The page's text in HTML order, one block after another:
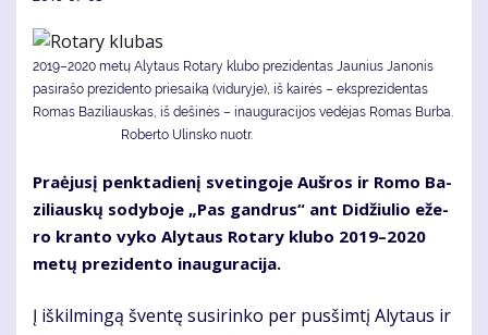
2019–2020 metų Alytaus Rotary klubo prezidentas Jaunius Janonis
pasirašo prezidento priesaiką (viduryje), iš kairės – eksprezidentas
Romas Baziliauskas, iš dešinės – inauguracijos vedėjas Romas Burba.
Roberto Ulinsko nuotr.
Pra­ėju­sį penk­ta­die­nį sve­tin­go­je Auš­ros ir Ro­mo Ba­
zi­liaus­kų so­dy­bo­je „Pas gan­drus“ ant Di­džiu­lio eže­
ro kran­to vy­ko Aly­taus Ro­ta­ry klu­bo 2019–2020
me­tų pre­zi­den­to inau­gu­ra­ci­ja.
Į iš­kil­min­gą šven­tę su­si­rin­ko per pus­šim­tį Aly­taus ir